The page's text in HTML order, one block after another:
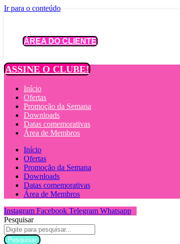
Ir para o conteúdo
ÁREA DO CLIENTE
ASSINE O CLUBE!
Início
Ofertas
Promoção da Semana
Downloads
Datas comemorativas
Área de Membros
Início
Ofertas
Promoção da Semana
Downloads
Datas comemorativas
Área de Membros
Instagram Facebook Telegram Whatsapp
Pesquisar
Pesquisar